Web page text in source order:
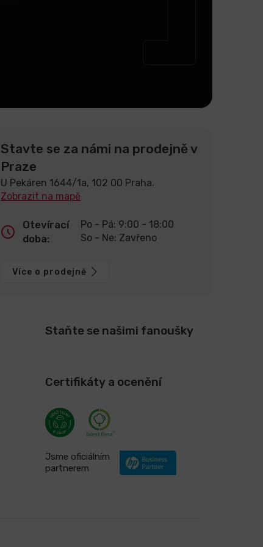
Stavte se za námi na prodejně v
Praze
U Pekáren 1644/1a, 102 00 Praha.
Zobrazit na mapě
Otevírací
doba:
Po - Pá: 9:00 - 18:00
So - Ne: Zavřeno
Více o prodejně
Staňte se našimi fanoušky
Certifikáty a ocenění
Jsme oficiálním
partnerem